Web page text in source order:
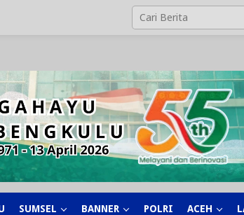
SUMSEL BANNER POLRI ACEH